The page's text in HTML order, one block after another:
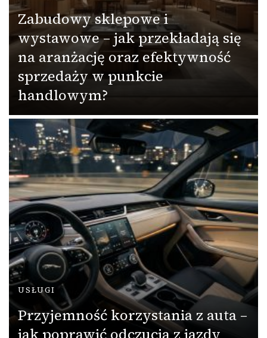
Zabudowy sklepowe i
wystawowe – jak przekładają się
na aranżację oraz efektywność
sprzedaży w punkcie
handlowym?
USŁUGI
Przyjemność korzystania z auta –
jak poprawić odczucia z jazdy